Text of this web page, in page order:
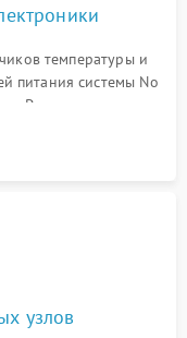
температуры и
питания системы No
Ремонт или замена
узлов